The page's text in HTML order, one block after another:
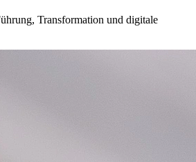
Transformation und digitale